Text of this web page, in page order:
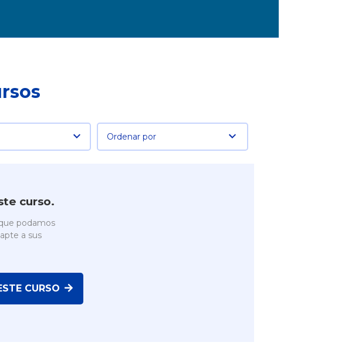
Ordenar por
curso.
podamos
a sus
CURSO